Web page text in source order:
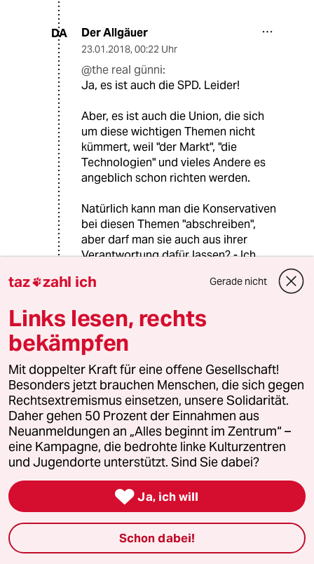
DA Der Allgäuer
23.01.2018, 00:22 Uhr
@the real günni:
Ja, es ist auch die SPD. Leider!
Aber, es ist auch die Union, die sich
um diese wichtigen Themen nicht
kümmert, weil "der Markt", "die
Technologien" und vieles Andere es
angeblich schon richten werden.
Natürlich kann man die Konservativen
bei diesen Themen "abschreiben",
aber darf man sie auch aus ihrer
Verantwortung dafür lassen? - Ich
R rehbrauneAugen
22.01.2018,21:02 Uhr
"Es würde also schon reichen, wenn die Ärzte
für Privatpatienten etwas weniger oder für
Kassenpatienten etwas mehr bekommen."
Unglaublich. Heute hat mir die AOK mitgeteilt,
dass mein Zwangsbeitrag auf 772€ erhöht
wurde. Statt die Honorare der Ärzte zu erhöhen
sollten die Gesundheitsleistungen auf ein
vertretbares Maß abgespeckt werden.
4932 (Profil gelöscht)
22.01.2018,18:59 Uhr
taz zahl ich Gerade nicht
Links lesen, rechts
bekämpfen
Mit doppelter Kraft für eine offene Gesellschaft!
Besonders jetzt brauchen Menschen, die sich gegen
Rechtsextremismus einsetzen, unsere Solidarität.
Daher gehen 50 Prozent der Einnahmen aus
Neuanmeldungen an „Alles beginnt im Zentrum“ –
eine Kampagne, die bedrohte linke Kulturzentren
und Jugendorte unterstützt. Sind Sie dabei?
 Ja, ich will
Schon dabei!